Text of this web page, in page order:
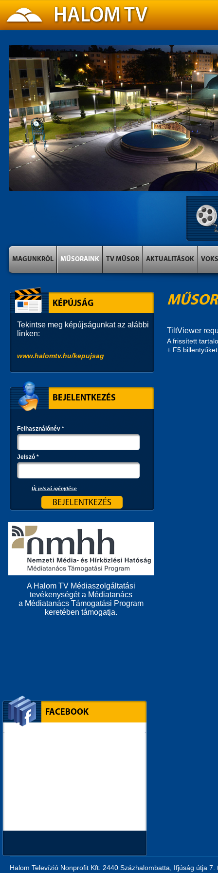
MAGUNKRÓL MŰSORAINK TV MŰSOR AKTUALITÁSOK VOKS
TiltViewer
A frissített
+ F5
KÉPÚJSÁG
Tekintse meg képújságunkat az alábbi
linken:
www.halomtv.hu/kepujsag
BEJELENTKEZÉS
Felhasználónév *
Jelszó *
Új jelszó igénylése
A Halom TV Médiaszolgáltatási
tevékenységét a Médiatanács
a Médiatanács Támogatási Program
keretében támogatja.
FACEBOOK
Halom Televízió Nonprofit Kft. 2440 Százhalombatta, Ifjúság útja